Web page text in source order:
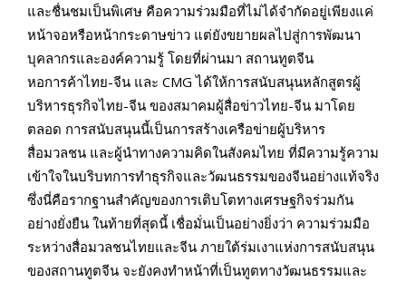
และชื่นชมเป็นพิเศษ คือความร่วมมือที่ไม่ได้จำกัดอยู่เพียงแค่
หน้าจอหรือหน้ากระดาษข่าว แต่ยังขยายผลไปสู่การพัฒนา
บุคลากรและองค์ความรู้ โดยที่ผ่านมา สถานทูตจีน
หอการค้าไทย-จีน และ CMGได้ให้การสนับสนุนหลักสูตรผู้
บริหารธุรกิจไทย-จีน ของสมาคมผู้สื่อข่าวไทย-จีน มาโดย
ตลอด การสนับสนุนนี้เป็นการสร้างเครือข่ายผู้บริหาร
สื่อมวลชน และผู้นำทางความคิดในสังคมไทย ที่มีความรู้ความ
เข้าใจในบริบทการทำธุรกิจและวัฒนธรรมของจีนอย่างแท้จริง
ซึ่งนี่คือรากฐานสำคัญของการเติบโตทางเศรษฐกิจร่วมกัน
อย่างยั่งยืน ในท้ายที่สุดนี้ เชื่อมั่นเป็นอย่างยิ่งว่า ความร่วมมือ
ระหว่างสื่อมวลชนไทยและจีน ภายใต้ร่มเงาแห่งการสนับสนุน
ของสถานทูตจีน จะยังคงทำหน้าที่เป็นทูตทางวัฒนธรรมและ